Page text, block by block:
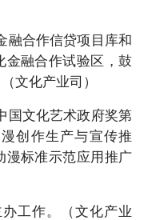
融合作信贷项目库和
金融合作试验区，鼓
文化产业司）
国文化艺术政府奖第
创作生产与宣传推
漫标准示范应用推广
工作。（文化产业